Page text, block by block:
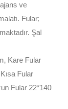
ve
Fular;
Şal
Kare Fular
Fular
Fular 22*140